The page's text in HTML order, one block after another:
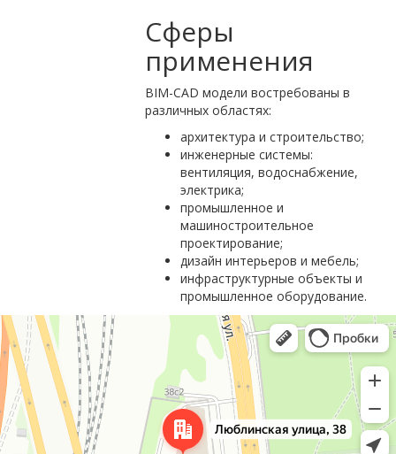
Сферы
применения
BIM-CAD модели востребованы в
различных областях:
архитектура и строительство;
инженерные системы:
вентиляция, водоснабжение,
электрика;
промышленное и
машиностроительное
проектирование;
дизайн интерьеров и мебель;
инфраструктурные объекты и
промышленное оборудование.
Москва
Люблинская улица, 38 — Яндекс Карты